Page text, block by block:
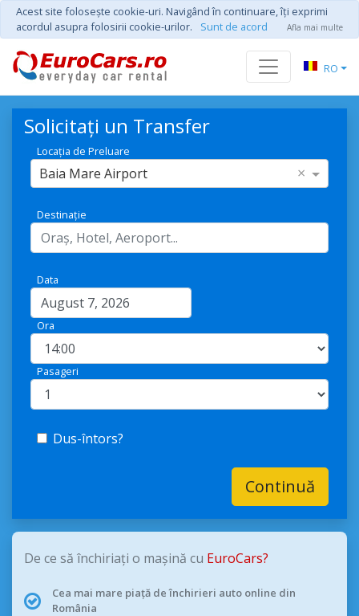
Acest site foloseşte cookie-uri. Navigând în continuare, îţi exprimi
acordul asupra folosirii cookie-urilor.
Sunt de acord Afla mai multe
RO
Solicitați un Transfer
Locația de Preluare
Baia Mare Airport ×
Destinație
Data
Ora
Pasageri
Dus-întors?
Continuă
De ce să închiriați o mașină cu EuroCars?
Cea mai mare piață de închirieri auto online din
România